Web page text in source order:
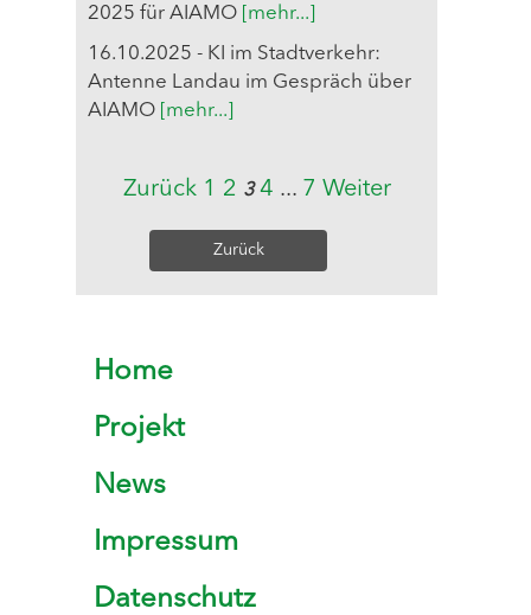
2025 für AIAMO [mehr...]
16.10.2025 - KI im Stadtverkehr:
Antenne Landau im Gespräch über
AIAMO [mehr...]
Zurück 1 2 3 4 ... 7 Weiter
Zurück
Home
Projekt
News
Impressum
Datenschutz